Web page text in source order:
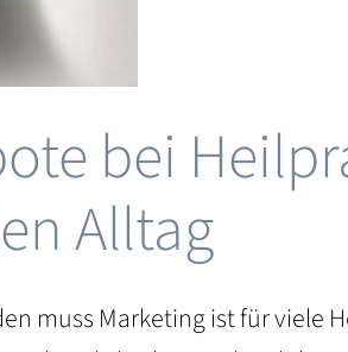
bei
Alltag
muss Marketing ist für viele